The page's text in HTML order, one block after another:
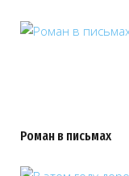
Роман в письмах